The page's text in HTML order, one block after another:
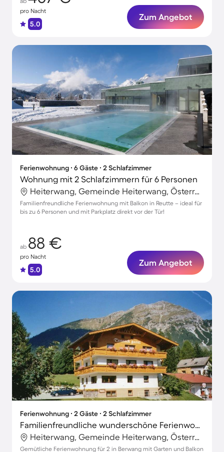
pro Nacht
5.0
Zum Angebot
Ferienwohnung ∙ 6 Gäste ∙ 2 Schlafzimmer
Wohnung mit 2 Schlafzimmern für 6 Personen
Heiterwang, Gemeinde Heiterwang, Österreich
Familienfreundliche Ferienwohnung mit Balkon in Reutte – ideal für
bis zu 6 Personen und mit Parkplatz direkt vor der Tür!
ab 88 €
pro Nacht
5.0
Zum Angebot
Ferienwohnung ∙ 2 Gäste ∙ 2 Schlafzimmer
Familienfreundliche wunderschöne Ferienwohnung mit Terrasse und Garten | Nah am Skifahren | Perfekt für die Arbeit von Zuhause | Hunde erlaubt
Heiterwang, Gemeinde Heiterwang, Österreich
Gemütliche Ferienwohnung für 2 in Berwang mit Garten und Balkon